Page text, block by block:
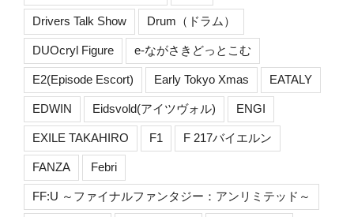
Drivers Talk Show Drum（ドラム）
DUOcryl Figure e-ながさきどっとこむ
E2(Episode Escort) Early Tokyo Xmas EATALY
EDWIN Eidsvold(アイツヴォル) ENGI
EXILE TAKAHIRO F1 F 217バイエルン
FANZA Febri
FF:U ～ファイナルファンタジー：アンリミテッド～